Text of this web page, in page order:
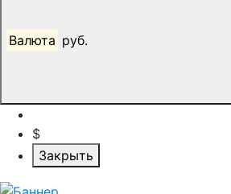
Валюта руб.
$
Закрыть